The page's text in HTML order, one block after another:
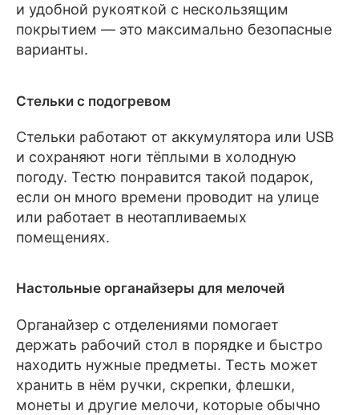
и удобной рукояткой с нескользящим
покрытием — это максимально безопасные
варианты.
Стельки с подогревом
Стельки работают от аккумулятора или USB
и сохраняют ноги тёплыми в холодную
погоду. Тестю понравится такой подарок,
если он много времени проводит на улице
или работает в неотапливаемых
помещениях.
Настольные органайзеры для мелочей
Органайзер с отделениями помогает
держать рабочий стол в порядке и быстро
находить нужные предметы. Тесть может
хранить в нём ручки, скрепки, флешки,
монеты и другие мелочи, которые обычно